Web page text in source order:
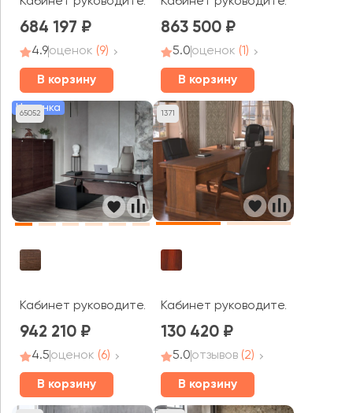
684 197
4.9оценок (9)
В корзину
863 500
5.0оценок (1)
В корзину
65052
Новинка
Кабинет руководителя Rail
942 210
4.5оценок (6)
В корзину
1371
Кабинет руководителя London
130 420
5.0отзывов (2)
В корзину